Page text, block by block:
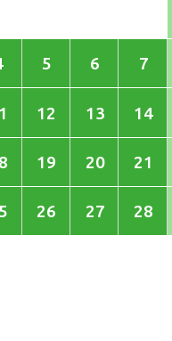
5 6 7
12 13 14
19 20 21
26 27 28